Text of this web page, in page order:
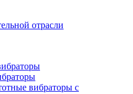
отрасли
вибраторы с